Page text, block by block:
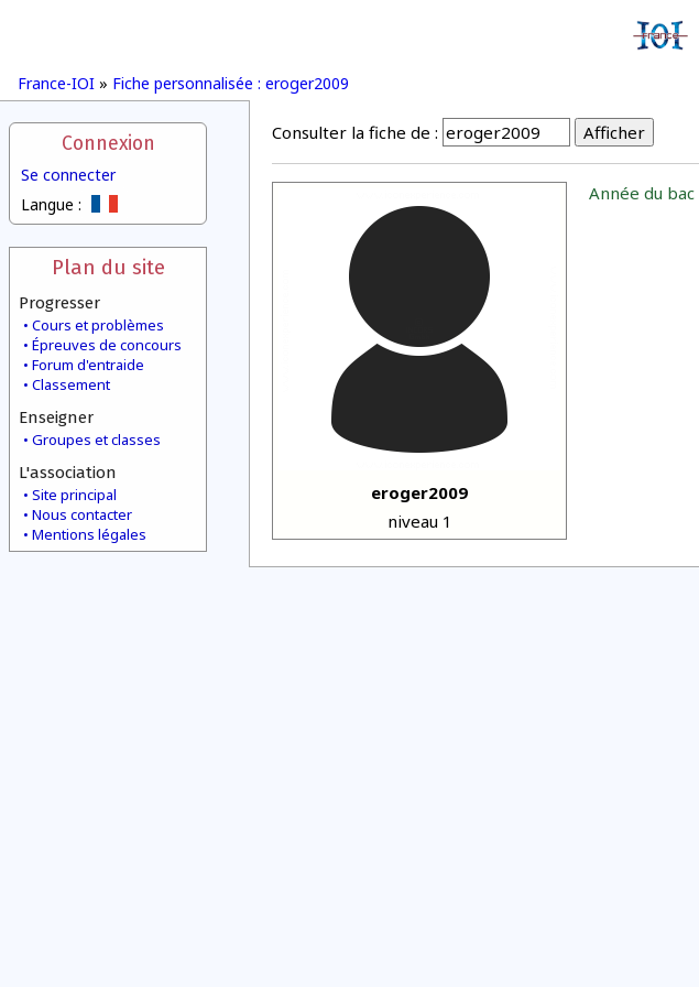
France-IOI » Fiche personnalisée : eroger2009
Connexion
Se connecter
Langue :
Plan du site
Progresser
Cours et problèmes
Épreuves de concours
Forum d'entraide
Classement
Enseigner
Groupes et classes
L'association
Site principal
Nous contacter
Mentions légales
Consulter la fiche de :
eroger2009
niveau 1
Année du bac